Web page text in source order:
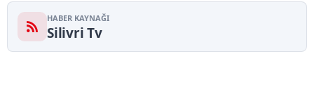
HABER KAYNAĞI
Silivri Tv